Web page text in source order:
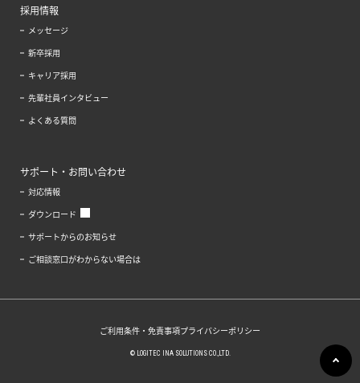
採用情報
メッセージ
新卒採用
キャリア採用
先輩社員インタビュー
よくある質問
サポート・お問い合わせ
対応情報
ダウンロード
サポートからのお知らせ
ご相談窓口がわからない場合は
ご利用条件・免責事項プライバシーポリシー
© LOGITEC INA SOLUTIONS CO.,LTD.